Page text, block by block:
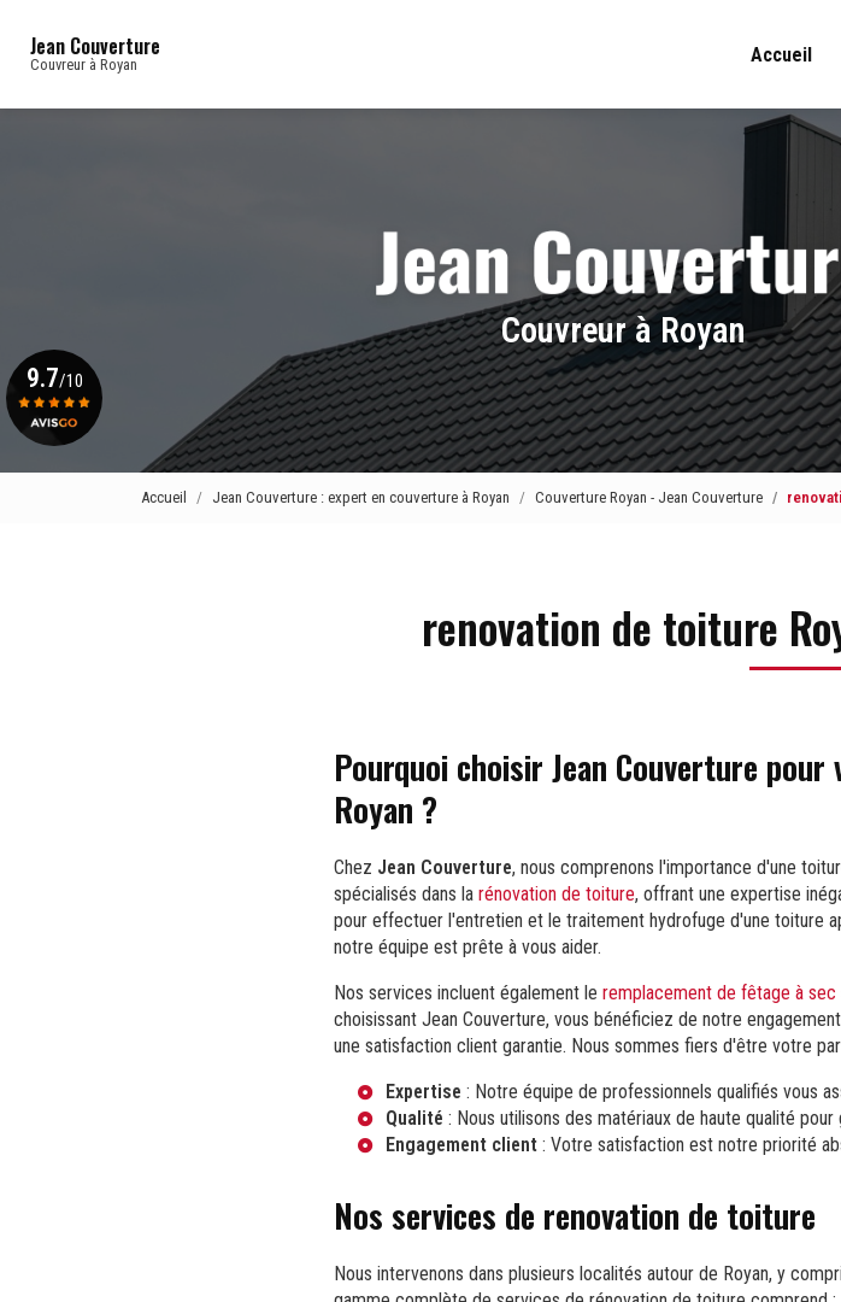
contenu
Jean Couverture
Couvreur à Royan
Accueil
Couvreur à Royan
9.7/10
Accueil Jean Couverture : expert en couverture à Royan Couverture Royan - Jean Couverture
renovation de toiture
Pourquoi choisir Jean Couverture
Royan ?
Chez Jean Couverture, nous comprenons l'importance d'une
spécialisés dans la rénovation de toiture, offrant une expertise
pour effectuer l'entretien et le traitement hydrofuge d'une toiture
notre équipe est prête à vous aider.
Nos services incluent également le remplacement de fêtage à sec
choisissant Jean Couverture, vous bénéficiez de notre
une satisfaction client garantie. Nous sommes fiers d'être votre
Expertise : Notre équipe de professionnels qualifiés vous
Qualité : Nous utilisons des matériaux de haute qualité
Engagement client : Votre satisfaction est notre priorité
Nos services de renovation de toiture
Nous intervenons dans plusieurs localités autour de Royan, y